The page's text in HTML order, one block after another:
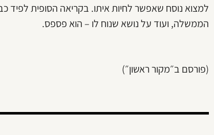
למצוא נוסח שאפשר לחיות איתו. בקריאה הסופית לפיד
הממשלה, ועוד על נושא שנוח לו – הוא פספס.
(פורסם ב״מקור ראשון״)